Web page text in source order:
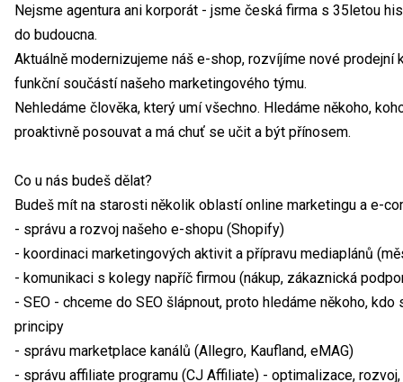
Nejsme agentura ani korporát - jsme česká firma s 35letou
do budoucna.
Aktuálně modernizujeme náš e-shop, rozvíjíme nové prodejní
funkční součástí našeho marketingového týmu.
Nehledáme člověka, který umí všechno. Hledáme někoho,
proaktivně posouvat a má chuť se učit a být přínosem.
Co u nás budeš dělat?
Budeš mít na starosti několik oblastí online marketingu a e-
- správu a rozvoj našeho e-shopu (Shopify)
- koordinaci marketingových aktivit a přípravu mediaplánů
- komunikaci s kolegy napříč firmou (nákup, zákaznická
- SEO - chceme do SEO šlápnout, proto hledáme někoho,
principy
- správu marketplace kanálů (Allegro, Kaufland, eMAG)
- správu affiliate programu (CJ Affiliate) - optimalizace,